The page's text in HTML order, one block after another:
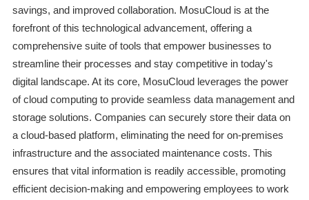
savings, and improved collaboration. MosuCloud is at the
forefront of this technological advancement, offering a
comprehensive suite of tools that empower businesses to
streamline their processes and stay competitive in today's
digital landscape. At its core, MosuCloud leverages the power
of cloud computing to provide seamless data management and
storage solutions. Companies can securely store their data on
a cloud-based platform, eliminating the need for on-premises
infrastructure and the associated maintenance costs. This
ensures that vital information is readily accessible, promoting
efficient decision-making and empowering employees to work